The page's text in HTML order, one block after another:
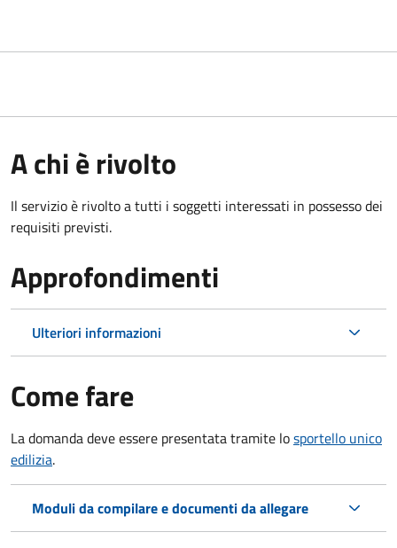
A chi è rivolto
Il servizio è rivolto a tutti i soggetti interessati in possesso dei
requisiti previsti.
Approfondimenti
Ulteriori informazioni
Come fare
La domanda deve essere presentata tramite losportello unico
edilizia.
Moduli da compilare e documenti da allegare